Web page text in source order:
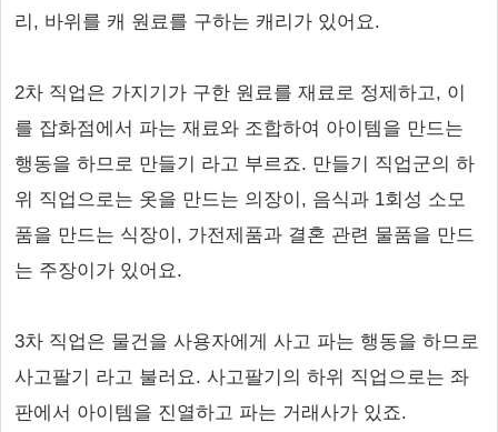
리, 바위를 캐 원료를 구하는 캐리가 있어요.
2차 직업은 가지기가 구한 원료를 재료로 정제하고, 이
를 잡화점에서 파는 재료와 조합하여 아이템을 만드는
행동을 하므로 만들기 라고 부르죠. 만들기 직업군의 하
위 직업으로는 옷을 만드는 의장이, 음식과 1회성 소모
품을 만드는 식장이, 가전제품과 결혼 관련 물품을 만드
는 주장이가 있어요.
3차 직업은 물건을 사용자에게 사고 파는 행동을 하므로
사고팔기 라고 불러요. 사고팔기의 하위 직업으로는 좌
판에서 아이템을 진열하고 파는 거래사가 있죠.